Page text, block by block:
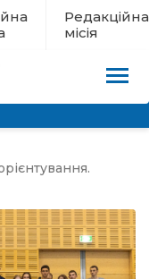
Редакційна
місія